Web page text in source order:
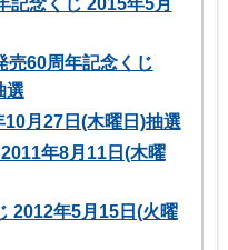
記念くじ 2015年5月
売60周年記念くじ
選
月27日(木曜日)抽選
年8月11日(木曜
2012年5月15日(火曜